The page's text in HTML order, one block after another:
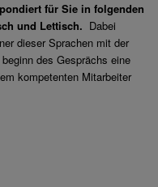
für Sie in folgenden
und Lettisch. Dabei
dieser Sprachen mit der
des Gesprächs eine
kompetenten Mitarbeiter